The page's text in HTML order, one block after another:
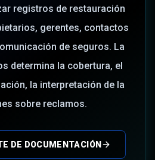
registros de restauración
gerentes, contactos
de seguros. La
determina la cobertura, el
la interpretación de la
sobre reclamos.
DE DOCUMENTACIÓN